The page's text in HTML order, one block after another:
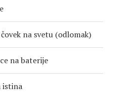
na svetu (odlomak)
na baterije
istina